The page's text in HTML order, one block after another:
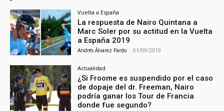
Vuelta a España
La respuesta de Nairo Quintana a
Marc Soler por su actitud en la Vuelta
a España 2019
Andrés Álvarez Pardo - 01/09/2019
Actualidad
¿Si Froome es suspendido por el caso
de dopaje del dr. Freeman, Nairo
podría ganar los Tour de Francia
donde fue segundo?